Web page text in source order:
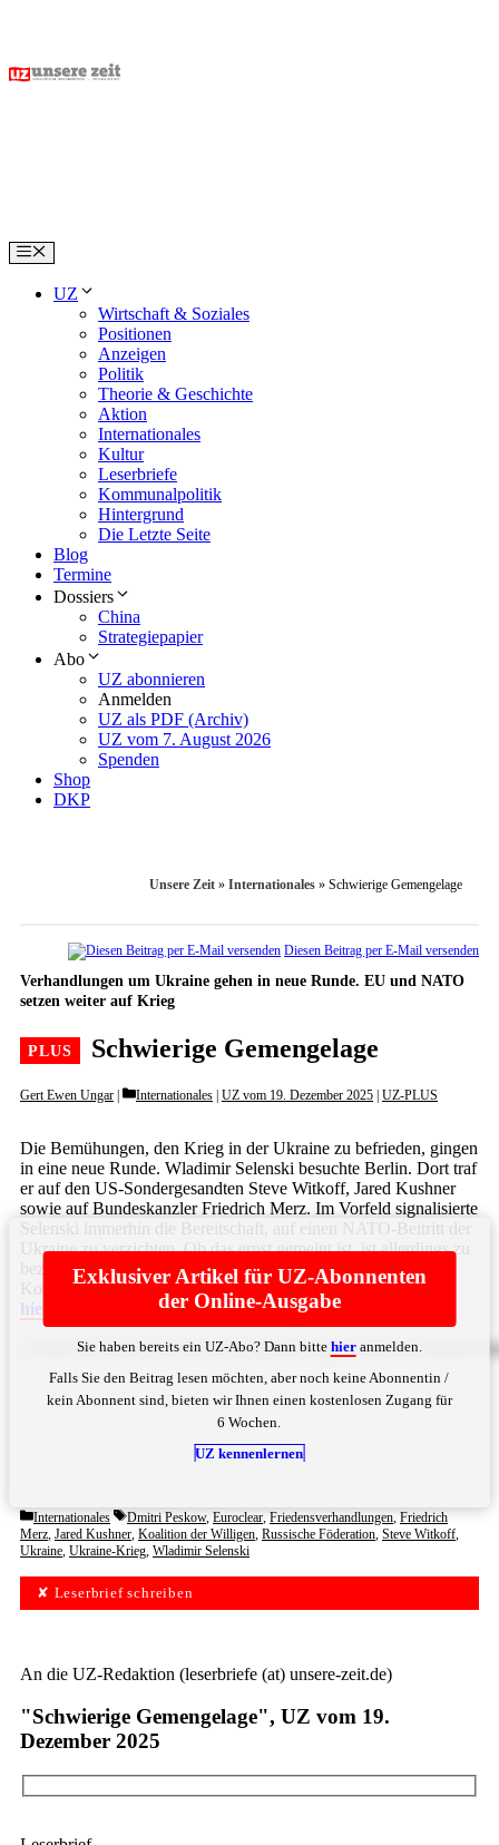
content
Menu
UZ
Wirtschaft & Soziales
Positionen
Anzeigen
Politik
Theorie & Geschichte
Aktion
Internationales
Kultur
Leserbriefe
Kommunalpolitik
Hintergrund
Die Letzte Seite
Blog
Termine
Dossiers
China
Strategiepapier
Abo
UZ abonnieren
Anmelden
UZ als PDF (Archiv)
UZ vom 7. August 2026
Spenden
Shop
DKP
Unsere Zeit » Internationales » Schwierige Gemengelage
Diesen Beitrag per E-Mail versenden
Verhandlungen um Ukraine gehen in neue Runde. EU und NATO
setzen weiter auf Krieg
Schwierige Gemengelage
Gert Ewen Ungar Categories
Internationales UZ vom 19. Dezember 2025 UZ-PLUS
Die Bemühungen, den Krieg in der Ukraine zu befrieden, gingen
in eine neue Runde. Wladimir Selenski besuchte Berlin. Dort traf
er auf den US-Sondergesandten Steve Witkoff, Jared Kushner
sowie auf Bundeskanzler Friedrich Merz. Im Vorfeld signalisierte
Selenski immerhin die Bereitschaft, auf einen NATO-Beitritt der
Ukraine zu verzichten. Ob das ernst gemeint ist, ist allerdings zu
bezweifeln. Selenski schlug zudem erneut ein Einfrieren des
Konflikts an der jetzigen Frontlinie vor. Im Anschluss ... Bitte
hier
Exklusiver Artikel für UZ-Abonnenten
der Online-Ausgabe
Sie haben bereits ein UZ-Abo? Dann bitte hieranmelden.
Falls Sie den Beitrag lesen möchten, aber noch keine Abonnentin /
kein Abonnent sind, bieten wir Ihnen einen kostenlosen Zugang für
6 Wochen.
UZ kennenlernen
Categories
Internationales Tags
Dmitri Peskow, Euroclear, Friedensverhandlungen, Friedrich
Merz, Jared Kushner, Koalition der Willigen, Russische Föderation, Steve Witkoff,
Ukraine, Ukraine-Krieg, Wladimir Selenski
✘ Leserbrief schreiben
An die UZ-Redaktion (leserbriefe (at) unsere-zeit.de)
"Schwierige Gemengelage", UZ vom 19.
Dezember 2025